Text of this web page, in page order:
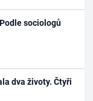
sociologů
dva životy. Čtyři